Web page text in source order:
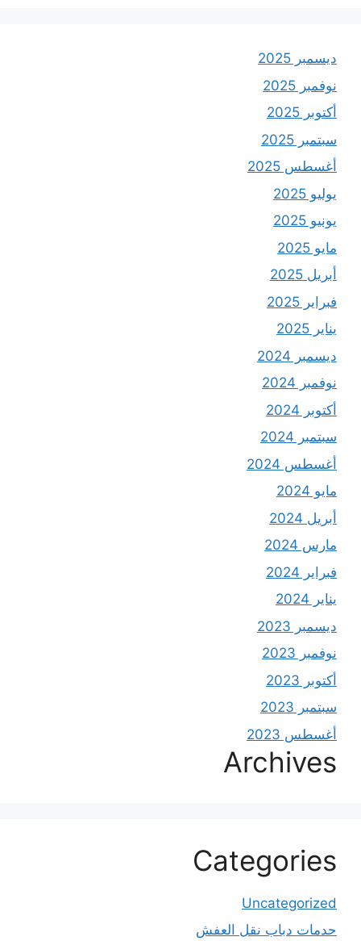
ديسمبر 2025
نوفمبر 2025
أكتوبر 2025
سبتمبر 2025
أغسطس 2025
يوليو 2025
يونيو 2025
مايو 2025
أبريل 2025
فبراير 2025
يناير 2025
ديسمبر 2024
نوفمبر 2024
أكتوبر 2024
سبتمبر 2024
أغسطس 2024
مايو 2024
أبريل 2024
مارس 2024
فبراير 2024
يناير 2024
ديسمبر 2023
نوفمبر 2023
أكتوبر 2023
سبتمبر 2023
أغسطس 2023
Archives
Categories
Uncategorized
حدمات دباب نقل العفش